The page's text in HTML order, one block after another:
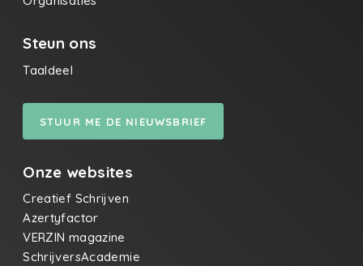
Steun ons
Taaldeel
STUUR ME DE NIEUWSBRIEF
Onze websites
Creatief Schrijven
Azertyfactor
VERZIN magazine
SchrijversAcademie